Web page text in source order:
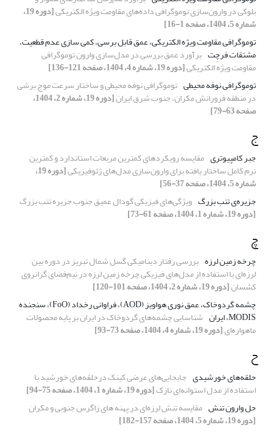
بلوکی در وارون‌سازی توموگرافی داده‌های مقاومت ویژه الکتریکی [دوره 19،
شماره 5، 1404، صفحه 1-16]
توموگرافی مقاومت ویژه الکتریکی، عمق قابل برسی، کمی سازی عدم قطعیت،
مشتقات فرچِت برآورد عمق بررسی در مدل‌سازی وارون توموگرافی
مقاومت ویژه الکتریکی[دوره 19، شماره 4، 1404، صفحه 121-136]
توموگرافی نوفه محیطی توموگرافی نوفه محیطی و ساختار سرعت موج برشی
در منطقه فرورانش مکران، جنوب شرق ایران [دوره 19، شماره 2، 1404،
صفحه 63-79]
ج
جبر کامپیوتری مقایسه رویکردهای کمترین مربعات استاندارد و کمترین
نرم کامل ساختار یافته برای وارون‌سازی مدل‌های ژئوفیزیکی [دوره 19،
شماره 5، 1404، صفحه 37-56]
جزیره‌ی تنب بزرگ ویژگی‌‌‌‌های فیزیکی گودال عمیق جنوب جزیره تنب بزرگ
[دوره 19، شماره 1، 1404، صفحه 61-73]
چ
چرخه زمین لرزه بررسی رفتار دینامیکی گسل شمال تبریز در دوره بین
لرزه‌ای با استفاده از مدل‌های فیزیکی چرخه زمین لرزه در نیم‌فضای گرانروی
کشسان[دوره 19، شماره 2، 1404، صفحه 101-120]
چشمه گردوخاک، عمق نوری هواویز (AOD)، فراوانی رخداد (FoO)، سنجنده
MODIS، ایران شناسایی چشمه‌های گردوخاک در ایران بر پایه محصولات
ماهواره‌ای[دوره 19، شماره 4، 1404، صفحه 73-93]
ح
حلقه‌های خورشیدی جابجایی‌های عرضی کینک درحلقه‌های خورشید با
استفاده از مدل استوانه‌ای نازک[دوره 19، شماره 1، 1404، صفحه 75-94]
حل وارون‌ تنش مقایسه تنش لرزه‌ای در پهنه های زاگرس جنوبی و مکران
[دوره 19، شماره 5، 1404، صفحه 157-182]